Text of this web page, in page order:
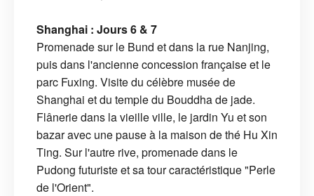
Shanghai : Jours 6 & 7
Promenade sur le Bund et dans la rue Nanjing,
puis dans l'ancienne concession française et le
parc Fuxing. Visite du célèbre musée de
Shanghai et du temple du Bouddha de jade.
Flânerie dans la vieille ville, le jardin Yu et son
bazar avec une pause à la maison de thé Hu Xin
Ting. Sur l'autre rive, promenade dans le
Pudong futuriste et sa tour caractéristique "Perle
de l'Orient".